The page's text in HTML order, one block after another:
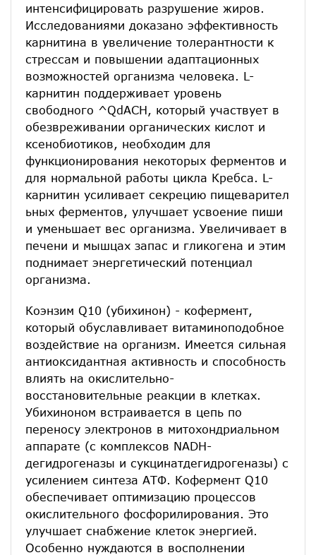
интенсифицировать разрушение жиров.
Исследованиями доказано эффективность
карнитина в увеличение толерантности к
стрессам и повышении адаптационных
возможностей организма человека. L-
карнитин поддерживает уровень
свободного ^QdACH, который участвует в
обезвреживании органических кислот и
ксенобиотиков, необходим для
функционирования некоторых ферментов и
для нормальной работы цикла Кребса. L-
карнитин усиливает секрецию пищеварител
ьных ферментов, улучшает усвоение пиши
и уменьшает вес организма. Увеличивает в
печени и мышцах запас и гликогена и этим
поднимает энергетический потенциал
организма.
Коэнзим Q10 (убихинон) - кофермент,
который обуславливает витаминоподобное
воздействие на организм. Имеется сильная
антиоксидантная активность и способность
влиять на окислительно-
восстановительные реакции в клетках.
Убихиноном встраивается в цепь по
переносу электронов в митохондриальном
аппарате (с комплексов NADH-
дегидрогеназы и сукцинатдегидрогеназы) с
усилением синтеза АТФ. Кофермент Q10
обеспечивает оптимизацию процессов
окислительного фосфорилирования. Это
улучшает снабжение клеток энергией.
Особенно нуждаются в восполнении